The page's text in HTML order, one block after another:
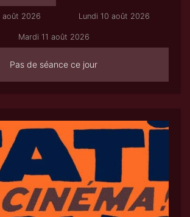
août 2026 Lundi 10 août 2026
Mardi 11 août 2026
Pas de séance ce jour